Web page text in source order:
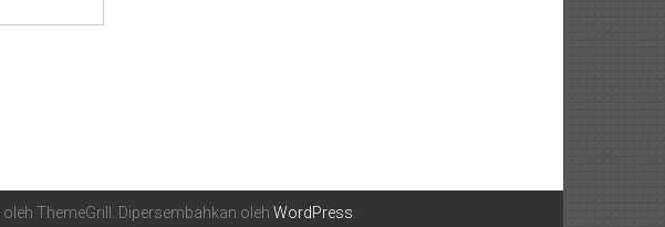
oleh ThemeGrill. Dipersembahkan oleh WordPress.